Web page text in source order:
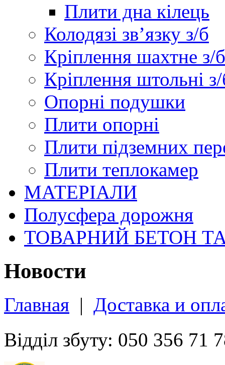
Плити дна кілець
Колодязі зв’язку з/б
Кріплення шахтне з/б
Кріплення штольні
Опорні подушки
Плити опорні
Плити підземних
Плити теплокамер
МАТЕРІАЛИ
Полусфера дорожня
ТОВАРНИЙ БЕТОН
Новости
Главная | Доставка и
Відділ збуту: 050 356 71